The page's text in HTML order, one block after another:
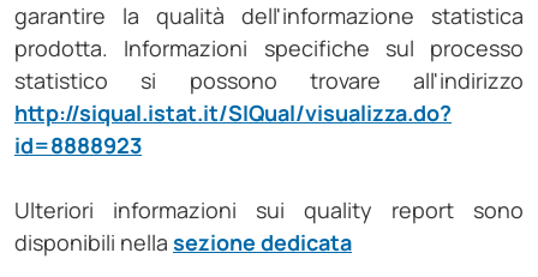
garantire la qualità dell'informazione statistica
prodotta. Informazioni specifiche sul processo
statistico si possono trovare all'indirizzo
http://siqual.istat.it/SIQual/visualizza.do?
id=8888923
Ulteriori informazioni sui quality report sono
disponibili nella sezione dedicata